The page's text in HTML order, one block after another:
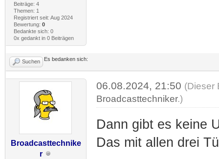
Beiträge: 4
Themen: 1
Registriert seit: Aug 2024
Bewertung: 0
Bedankte sich: 0
0x gedankt in 0 Beiträgen
Suchen Es bedanken sich:
Broadcasttechnike
r
06.08.2024, 21:50 (Dieser
Broadcasttechniker.)
Dann gibt es keine
Das mit allen drei